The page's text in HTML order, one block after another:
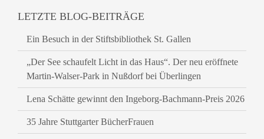
LETZTE BLOG-BEITRÄGE
Ein Besuch in der Stiftsbibliothek St. Gallen
„Der See schaufelt Licht in das Haus“. Der neu eröffnete
Martin-Walser-Park in Nußdorf bei Überlingen
Lena Schätte gewinnt den Ingeborg-Bachmann-Preis 2026
35 Jahre Stuttgarter BücherFrauen